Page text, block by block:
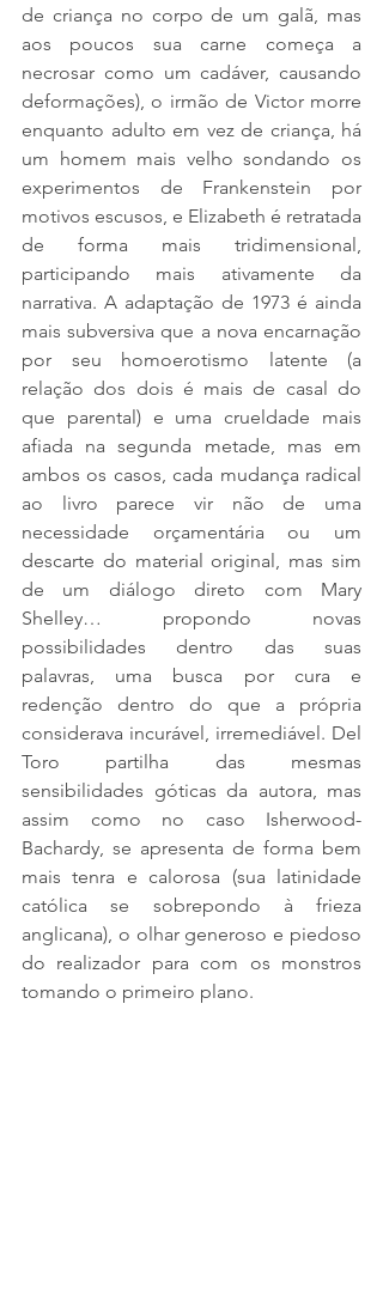
de criança no corpo de um galã, mas
aos poucos sua carne começa a
necrosar como um cadáver, causando
deformações), o irmão de Victor morre
enquanto adulto em vez de criança, há
um homem mais velho sondando os
experimentos de Frankenstein por
motivos escusos, e Elizabeth é retratada
de forma mais tridimensional,
participando mais ativamente da
narrativa. A adaptação de 1973 é ainda
mais subversiva que a nova encarnação
por seu homoerotismo latente (a
relação dos dois é mais de casal do
que parental) e uma crueldade mais
afiada na segunda metade, mas em
ambos os casos, cada mudança radical
ao livro parece vir não de uma
necessidade orçamentária ou um
descarte do material original, mas sim
de um diálogo direto com Mary
Shelley… propondo novas
possibilidades dentro das suas
palavras, uma busca por cura e
redenção dentro do que a própria
considerava incurável, irremediável. Del
Toro partilha das mesmas
sensibilidades góticas da autora, mas
assim como no caso Isherwood-
Bachardy, se apresenta de forma bem
mais tenra e calorosa (sua latinidade
católica se sobrepondo à frieza
anglicana), o olhar generoso e piedoso
do realizador para com os monstros
tomando o primeiro plano.